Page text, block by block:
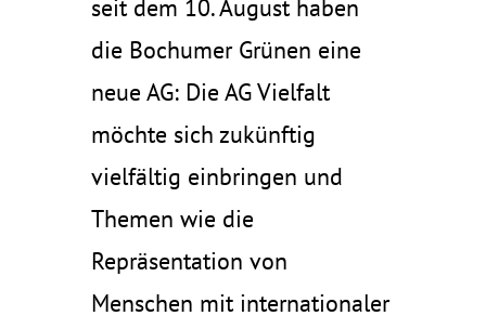
seit dem 10. August haben
die Bochumer Grünen eine
neue AG: Die AG Vielfalt
möchte sich zukünftig
vielfältig einbringen und
Themen wie die
Repräsentation von
Menschen mit internationaler